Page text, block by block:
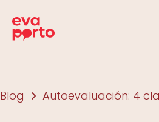
contenido
Blog Autoevaluación: 4